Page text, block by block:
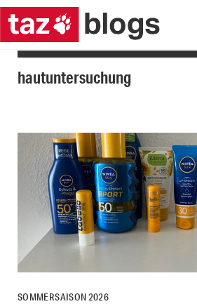
hautuntersuchung
SOMMERSAISON 2026